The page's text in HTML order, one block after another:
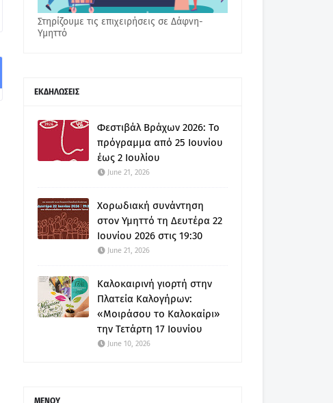
Στηρίζουμε τις επιχειρήσεις σε Δάφνη-
Υμηττό
ΕΚΔΗΛΩΣΕΙΣ
Φεστιβάλ Βράχων 2026: Το
πρόγραμμα από 25 Ιουνίου
έως 2 Ιουλίου
June 21, 2026
Χορωδιακή συνάντηση
στον Υμηττό τη Δευτέρα 22
Ιουνίου 2026 στις 19:30
June 21, 2026
Καλοκαιρινή γιορτή στην
Πλατεία Καλογήρων:
«Μοιράσου το Καλοκαίρι»
την Τετάρτη 17 Ιουνίου
June 10, 2026
ΜΕΝΟΥ